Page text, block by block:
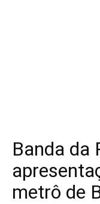
Banda da
metrô de